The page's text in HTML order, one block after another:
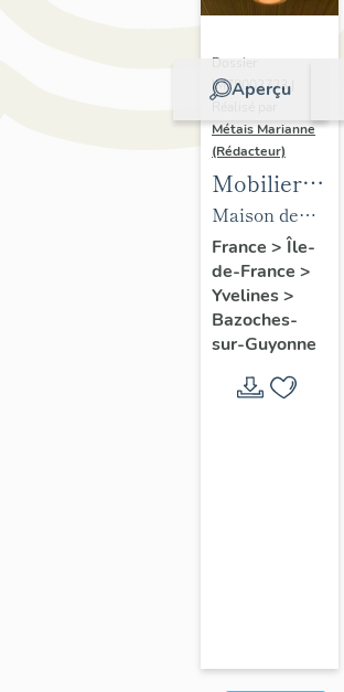
Aperçu
Dossier
IM78002723 |
Métais Marianne
(Rédacteur)
Mobilier
de la
maison
Louis
Carré
Maison de
villégiature
dite maison
Louis Carré
France > Île-
de-France >
Yvelines>
Bazoches-
sur-Guyonne